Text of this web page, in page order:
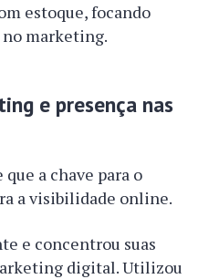
estoque, focando
no marketing.
e presença nas
a chave para o
a visibilidade online.
e concentrou suas
digital. Utilizou